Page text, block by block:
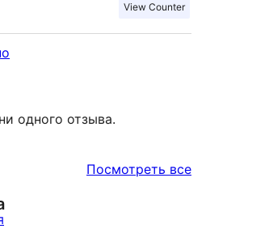
View Counter
одного отзыва.
Посмотреть всеотзывы